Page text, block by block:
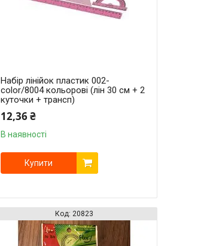
Набір лінійок пластик 002-
color/8004 кольорові (лін 30 см + 2
куточки + трансп)
12,36 ₴
В наявності
Купити
20823